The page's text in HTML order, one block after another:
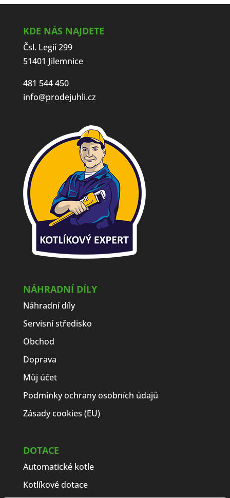
KDE NÁS NAJDETE
Čsl. Legií 299
51401 Jilemnice
481 544 450
info@prodejuhli.cz
NÁHRADNÍ DÍLY
Náhradní díly
Servisní středisko
Obchod
Doprava
Můj účet
Podmínky ochrany osobních údajů
Zásady cookies (EU)
DOTACE
Automatické kotle
Kotlíkové dotace